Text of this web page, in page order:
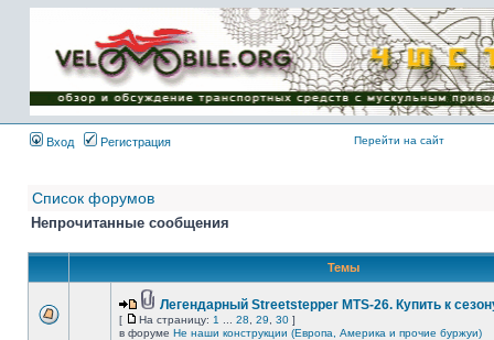
Имя пользователя:
Пароль:
{ LOG_ME_IN_SHORT
}
Вход
Регистрация Перейти на сайт
Список форумов
Непрочитанные сообщения
Темы
Легендарный Streetstepper MTS-26. Купить к
[ На страницу: 1 28 29 30 ]
в форуме Не наши конструкции (Европа, Америка и прочие буржуи)